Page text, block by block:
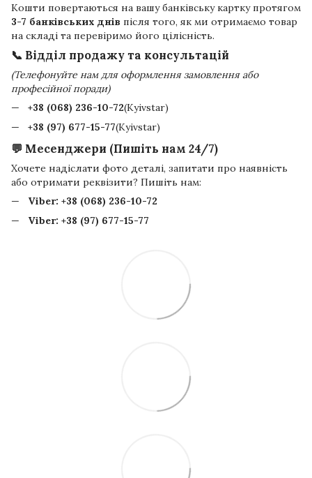
Кошти повертаються на вашу банківську картку протягом
3-7 банківських днів після того, як ми отримаємо товар
на складі та перевіримо його цілісність.
📞 Відділ продажу та консультацій
(Телефонуйте нам для оформлення замовлення або
професійної поради)
+38 (068) 236-10-72(Kyivstar)
+38 (97) 677-15-77(Kyivstar)
💬 Месенджери (Пишіть нам 24/7)
Хочете надіслати фото деталі, запитати про наявність
або отримати реквізити? Пишіть нам:
Viber: +38 (068) 236-10-72
Viber: +38 (97) 677-15-77